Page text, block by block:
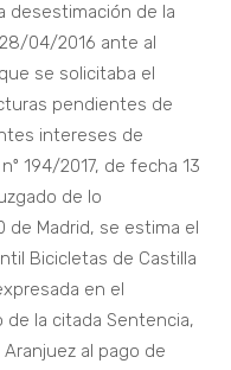
desestimación de la
04/2016 ante al
se solicitaba el
pendientes de
intereses de
194/2017, de fecha 13
de lo
de Madrid, se estima el
Bicicletas de Castilla
en el
la citada Sentencia,
al pago de